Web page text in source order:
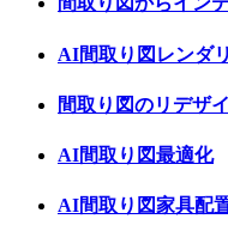
AI間取り図レンダ
間取り図のリデザ
AI間取り図最適化
AI間取り図家具配